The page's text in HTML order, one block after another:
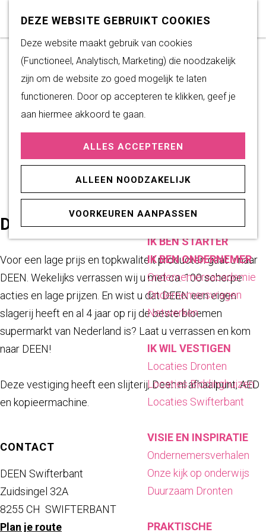
DEZE WEBSITE GEBRUIKT COOKIES
Deze website maakt gebruik van cookies
(Functioneel, Analytisch, Marketing) die noodzakelijk
zijn om de website zo goed mogelijk te laten
functioneren. Door op accepteren te klikken, geef je
aan hiermee akkoord te gaan.
ALLES ACCEPTEREN
ALLEEN NOODZAKELIJK
VOORKEUREN AANPASSEN
G
m
e
p
a
g
e
K
Z
e
k
M
e
DUURZAAM WONEN
Duurzame initiatieven
Fairtrade Gemeente
Het Energieloket
PRAKTISCHE
INFORMATIE
Verenigingen
ONDERNEMEN
IK BEN STARTER
IK BEN ONDERNEMER
Ondernemersacademie
Ondernemersvragen
Netwerken
IK WIL VESTIGEN
Locaties Dronten
Locaties Biddinghuizen
Locaties Swifterbant
VISIE EN INSPIRATIE
Ondernemersverhalen
Onze kijk op onderwijs
Duurzaam Dronten
PRAKTISCHE
DEEN SWIFTERBANT
Voor een lage prijs en topkwaliteit producten gaat u naar
DEEN. Wekelijks verrassen wij u met ca. 100 scherpe
acties en lage prijzen. En wist u dat DEEN een eigen
slagerij heeft en al 4 jaar op rij de beste bloemen
supermarkt van Nederland is? Laat u verrassen en kom
naar DEEN!
Deze vestiging heeft een slijterij, Deen.nl afhaalpunt, AED
en kopieermachine.
CONTACT
DEEN Swifterbant
Zuidsingel 32A
8255 CH SWIFTERBANT
Plan je routen